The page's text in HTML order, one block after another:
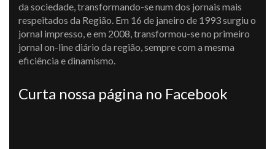
da sociedade, transformando-se num dos jornais mais
respeitados da Região. Em 16 de janeiro de 1993 surgiu o
jornal impresso, e em 2008, transformou-se no primeiro
jornal on-line diário da região, sempre com a mesma
eficiência e dinamismo.
Curta nossa página no Facebook